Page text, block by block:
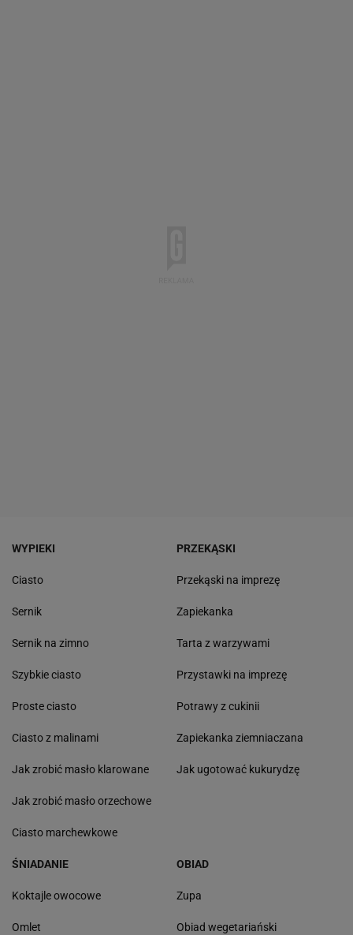
WYPIEKI
Ciasto
Sernik
Sernik na zimno
Szybkie ciasto
Proste ciasto
Ciasto z malinami
Jak zrobić masło klarowane
Jak zrobić masło orzechowe
Ciasto marchewkowe
PRZEKĄSKI
Przekąski na imprezę
Zapiekanka
Tarta z warzywami
Przystawki na imprezę
Potrawy z cukinii
Zapiekanka ziemniaczana
Jak ugotować kukurydzę
ŚNIADANIE
Koktajle owocowe
Omlet
OBIAD
Zupa
Obiad wegetariański